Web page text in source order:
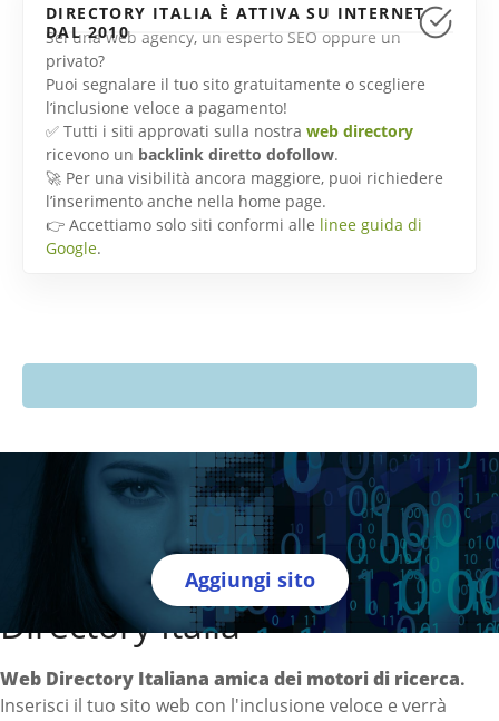
DIRECTORY ITALIA È ATTIVA SU INTERNET
DAL 2010
Sei una web agency, un esperto SEO oppure un
privato?
Puoi segnalare il tuo sito gratuitamente o scegliere
l’inclusione veloce a pagamento!
✅ Tutti i siti approvati sulla nostra web directory
ricevono un backlink diretto dofollow.
🚀 Per una visibilità ancora maggiore, puoi richiedere
l’inserimento anche nella home page.
👉 Accettiamo solo siti conformi alle linee guida di
Google.
Aggiungi sito
Directory Italia
Web Directory Italiana amica dei motori di ricerca.
Inserisci il tuo sito web con l'inclusione veloce e verrà